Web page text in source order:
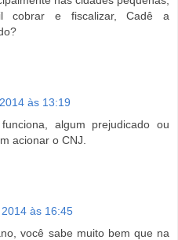
cobrar e fiscalizar, Cadê a
às 13:19
algum prejudicado ou
acionar o CNJ.
às 16:45
você sabe muito bem que na